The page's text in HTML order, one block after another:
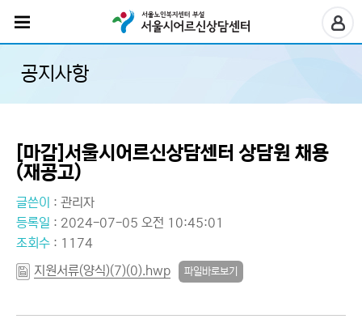
공지사항
[마감]서울시어르신상담센터 상담원 채용
(재공고)
글쓴이 : 관리자
등록일 : 2024-07-05 오전 10:45:01
조회수 : 1174
지원서류(양식)(7)(0).hwp
파일바로보기